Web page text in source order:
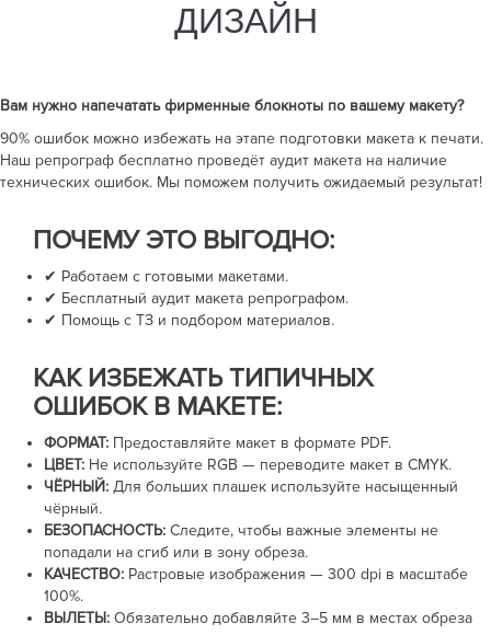
ДИЗАЙН
Вам нужно напечататьфирменные блокноты по вашему макету?
90% ошибок можно избежать на этапе подготовки макета к печати.
Наш репрограф бесплатно проведёт аудит макета на наличие
технических ошибок. Мы поможем получить ожидаемый результат!
ПОЧЕМУ ЭТО ВЫГОДНО:
✔ Работаем с готовыми макетами.
✔ Бесплатный аудит макета репрографом.
✔ Помощь с ТЗ и подбором материалов.
КАК ИЗБЕЖАТЬ ТИПИЧНЫХ
ОШИБОК В МАКЕТЕ:
ФОРМАТ: Предоставляйте макет в формате PDF.
ЦВЕТ: Не используйте RGB — переводите макет в CMYK.
ЧЁРНЫЙ: Для больших плашек используйте насыщенный
чёрный.
БЕЗОПАСНОСТЬ: Следите, чтобы важные элементы не
попадали на сгиб или в зону обреза.
КАЧЕСТВО: Растровые изображения — 300 dpi в масштабе
100%.
ВЫЛЕТЫ: Обязательно добавляйте 3–5 мм в местах обреза